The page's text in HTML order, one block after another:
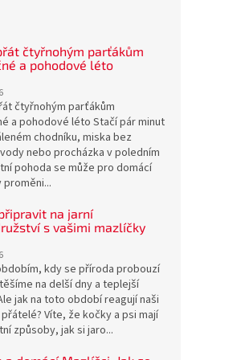
čtyřnohým parťákům
a pohodové léto
čtyřnohým parťákům
a pohodové léto Stačí pár minut
chodníku, miska bez
nebo procházka v poledním
pohoda se může pro domácí
na jarní
s vašimi mazlíčky
kdy se příroda probouzí
na delší dny a teplejší
jak na toto období reagují naši
Víte, že kočky a psi mají
způsoby, jak si jaro...